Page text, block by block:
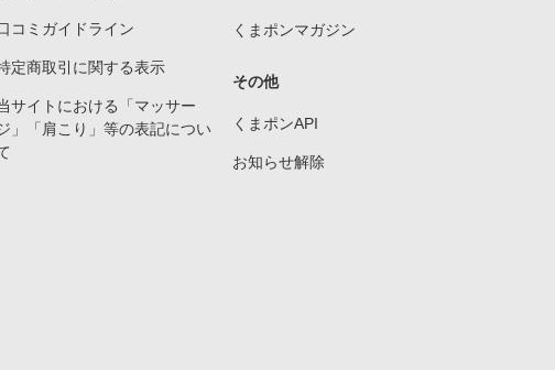
コミガイドライン
定商取引に関する表示
サイトにおける「マッサー
」「肩こり」等の表記につい
くまポンマガジン
その他
くまポンAPI
お知らせ解除